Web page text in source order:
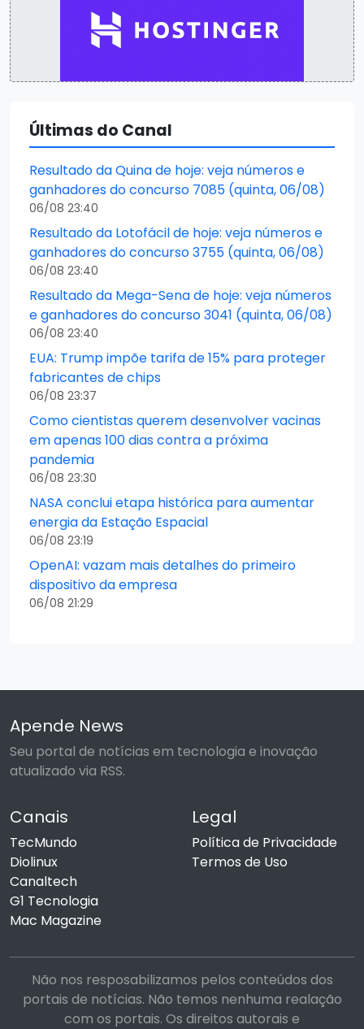
Últimas do Canal
Resultado da Quina de hoje: veja números e
ganhadores do concurso 7085 (quinta, 06/08)
06/08 23:40
Resultado da Lotofácil de hoje: veja números e
ganhadores do concurso 3755 (quinta, 06/08)
06/08 23:40
Resultado da Mega-Sena de hoje: veja números
e ganhadores do concurso 3041 (quinta, 06/08)
06/08 23:40
EUA: Trump impõe tarifa de 15% para proteger
fabricantes de chips
06/08 23:37
Como cientistas querem desenvolver vacinas
em apenas 100 dias contra a próxima
pandemia
06/08 23:30
NASA conclui etapa histórica para aumentar
energia da Estação Espacial
06/08 23:19
OpenAI: vazam mais detalhes do primeiro
dispositivo da empresa
06/08 21:29
Apende News
Seu portal de notícias em tecnologia e inovação
atualizado via RSS.
Canais
TecMundo
Diolinux
Canaltech
G1 Tecnologia
Mac Magazine
Legal
Política de Privacidade
Termos de Uso
Não nos resposabilizamos pelos conteúdos dos
portais de notícias. Não temos nenhuma realação
com os portais. Os direitos autorais e